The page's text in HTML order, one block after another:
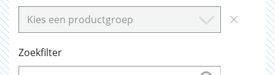
Kies een productgroep
Zoekfilter